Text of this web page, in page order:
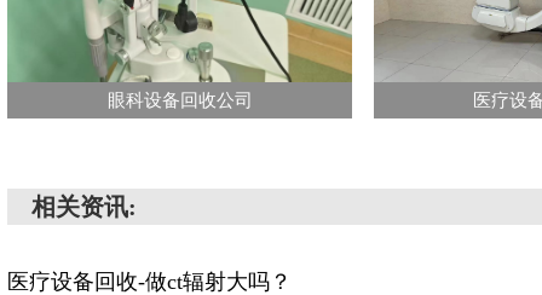
眼科设备回收公司 医疗设
相关资讯:
医疗设备回收-做ct辐射大吗？